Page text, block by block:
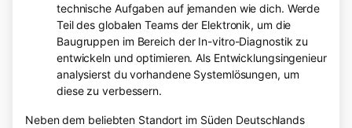
technische Aufgaben auf jemanden wie dich. Werde
Teil des globalen Teams der Elektronik, um die
Baugruppen im Bereich der In-vitro-Diagnostik zu
entwickeln und optimieren. Als Entwicklungsingenieur
analysierst du vorhandene Systemlösungen, um
diese zu verbessern.
Neben dem beliebten Standort im Süden Deutschlands